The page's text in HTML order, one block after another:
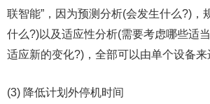
联智能”，因为预测分析(会发生什么?)，
什么?)以及适应性分析(需要考虑哪些适
适应新的变化?)，全部可以由单个设备来
(3) 降低计划外停机时间